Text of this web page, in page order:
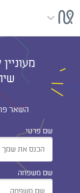
השאר
שם פרטי
שם משפחה